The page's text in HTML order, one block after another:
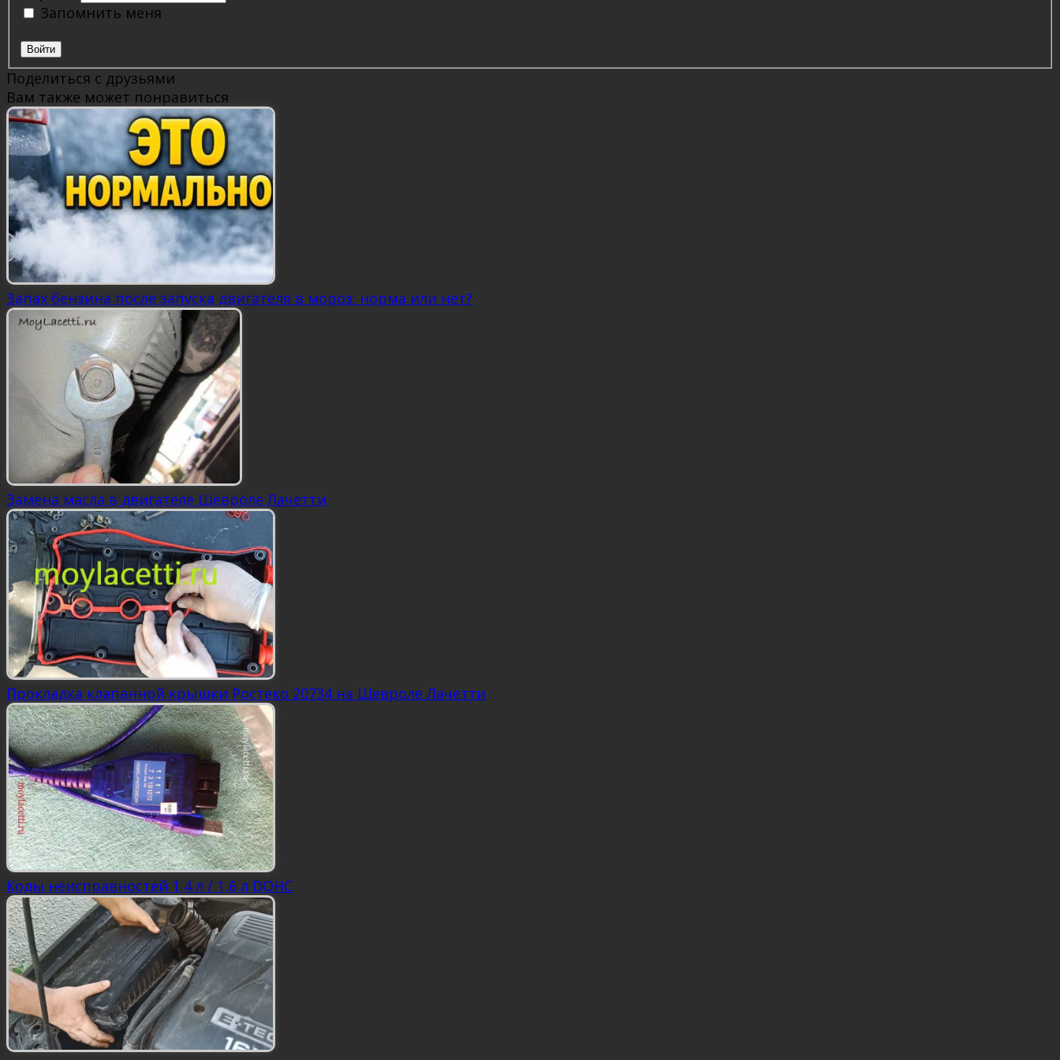
Запомнить меня
Войти
Поделиться с друзьями
Вам также может понравиться
Запах бензина после запуска двигателя в мороз: норма или нет?
Замена масла в двигателе Шевроле Лачетти
Прокладка клапанной крышки Ростеко 20734 на Шевроле Лачетти
Коды неисправностей 1,4 л / 1,6 л DOHC